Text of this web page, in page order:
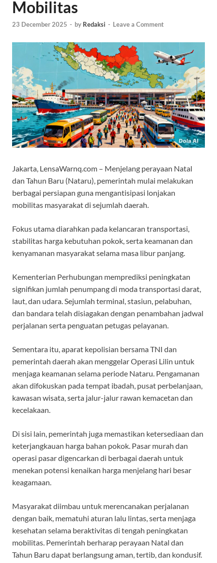
Mobilitas
23 December 2025 - by Redaksi - Leave a Comment
Jakarta, LensaWarnq.com – Menjelang perayaan Natal
dan Tahun Baru (Nataru), pemerintah mulai melakukan
berbagai persiapan guna mengantisipasi lonjakan
mobilitas masyarakat di sejumlah daerah.
Fokus utama diarahkan pada kelancaran transportasi,
stabilitas harga kebutuhan pokok, serta keamanan dan
kenyamanan masyarakat selama masa libur panjang.
Kementerian Perhubungan memprediksi peningkatan
signifikan jumlah penumpang di moda transportasi darat,
laut, dan udara. Sejumlah terminal, stasiun, pelabuhan,
dan bandara telah disiagakan dengan penambahan jadwal
perjalanan serta penguatan petugas pelayanan.
Sementara itu, aparat kepolisian bersama TNI dan
pemerintah daerah akan menggelar Operasi Lilin untuk
menjaga keamanan selama periode Nataru. Pengamanan
akan difokuskan pada tempat ibadah, pusat perbelanjaan,
kawasan wisata, serta jalur-jalur rawan kemacetan dan
kecelakaan.
Di sisi lain, pemerintah juga memastikan ketersediaan dan
keterjangkauan harga bahan pokok. Pasar murah dan
operasi pasar digencarkan di berbagai daerah untuk
menekan potensi kenaikan harga menjelang hari besar
keagamaan.
Masyarakat diimbau untuk merencanakan perjalanan
dengan baik, mematuhi aturan lalu lintas, serta menjaga
kesehatan selama beraktivitas di tengah peningkatan
mobilitas. Pemerintah berharap perayaan Natal dan
Tahun Baru dapat berlangsung aman, tertib, dan kondusif.